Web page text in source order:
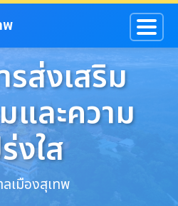
พ
รส่งเสริม
ละความ
งใส
ลเมืองสุเทพ